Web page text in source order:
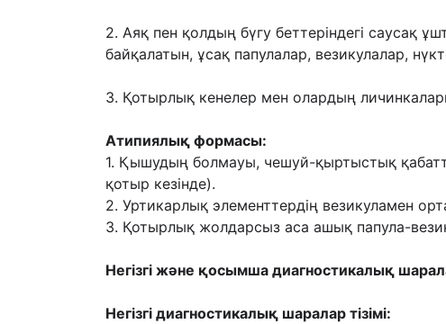
2. Аяқ пен қолдың бүгу беттеріндегі саусақ
байқалатын, ұсақ папулалар, везикулалар,
3. Қотырлық кенелер мен олардың
Атипиялық формасы:
1. Қышудың болмауы, чешуй-қыртыстық
қотыр кезінде).
2. Уртикарлық элементтердің везикуламен
3. Қотырлық жолдарсыз аса ашық папула-
Негізгі жəне қосымша диагностикалық
Негізгі диагностикалық шаралар тізімі: